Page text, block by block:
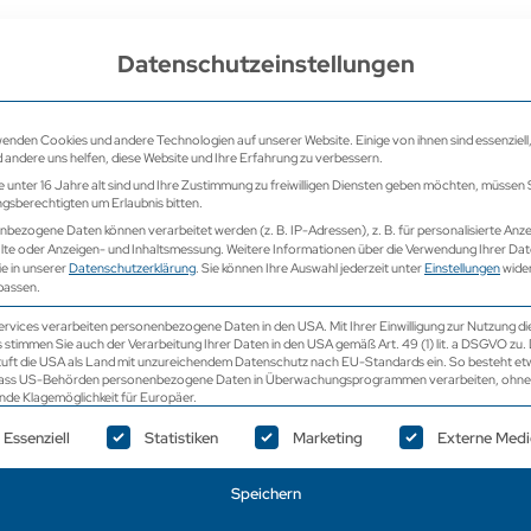
Home Ultraschall Ultraschall
Favoriten |
Ultraschallgeräte
Samsung
Samsung V5
Wir bieten ein
Datenschutzeinstellungen
Cookies und andere Technologien auf unserer Website. Einige von ihnen sind essenziell,
andere uns helfen, diese Website und Ihre Erfahrung zu verbessern.
unter 16 Jahre alt sind und Ihre Zustimmung zu freiwilligen Diensten geben möchten, müssen
um Erlaubnis bitten.
Daten können verarbeitet werden (z. B. IP-Adressen), z. B. für personalisierte
oder Anzeigen- und Inhaltsmessung. Weitere Informationen über die Verwendung Ihrer
in unsererDatenschutzerklärung. Sie können Ihre Auswahl jederzeit unterEinstellungen
verarbeiten personenbezogene Daten in den USA. Mit Ihrer Einwilligung zur Nutzung
stimmen Sie auch der Verarbeitung Ihrer Daten in den USA gemäß Art. 49 (1) lit. a DSGVO zu.
die USA als Land mit unzureichendem Datenschutz nach EU-Standards ein. So besteht
US-Behörden personenbezogene Daten in Überwachungsprogrammen verarbeiten, ohne
Klagemöglichkeit für Europäer.
eine Liste der Service-Gruppen, für die eine
Essenziell Statistiken Marketing Externe
Speichern